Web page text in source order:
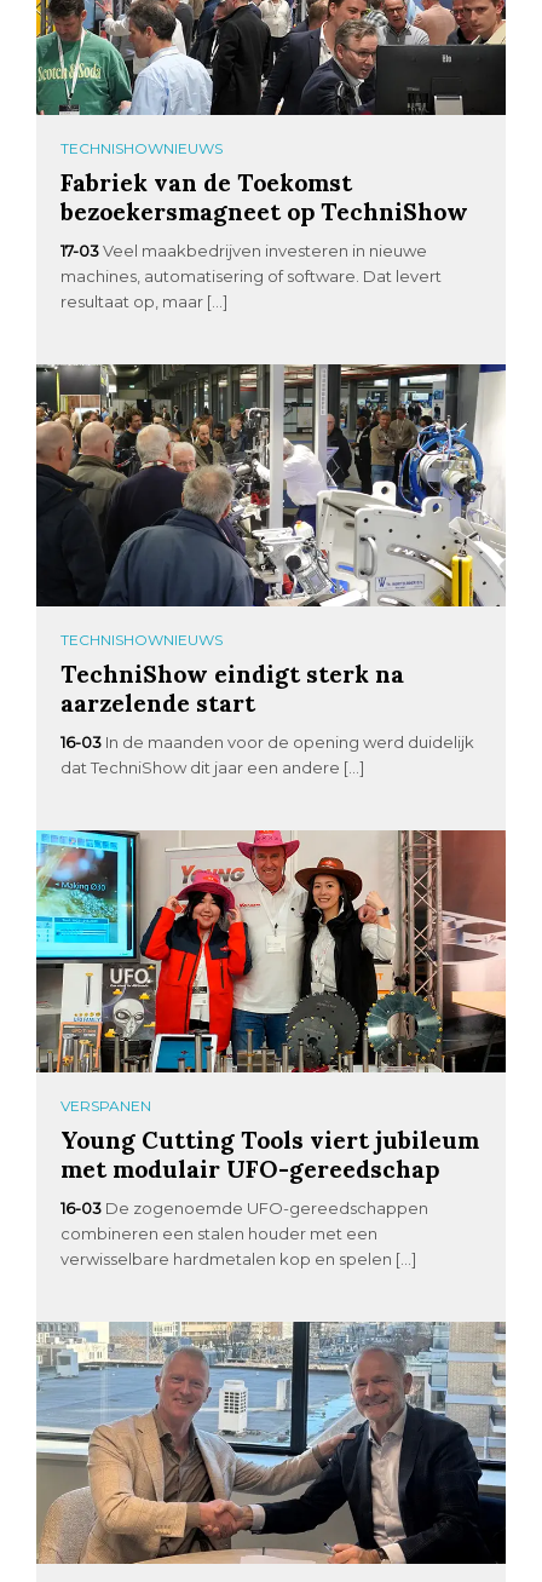
TECHNISHOWNIEUWS
Fabriek van de Toekomst
bezoekersmagneet op TechniShow
17-03 Veel maakbedrijven investeren in nieuwe
machines, automatisering of software. Dat levert
resultaat op, maar […]
TECHNISHOWNIEUWS
TechniShow eindigt sterk na
aarzelende start
16-03 In de maanden voor de opening werd duidelijk
dat TechniShow dit jaar een andere […]
VERSPANEN
Young Cutting Tools viert jubileum
met modulair UFO-gereedschap
16-03 De zogenoemde UFO-gereedschappen
combineren een stalen houder met een
verwisselbare hardmetalen kop en spelen […]